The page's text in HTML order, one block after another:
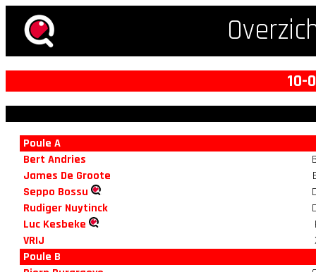
10-
Poule A
Bert Andries
James De Groote
Seppo Bossu
Rudiger Nuytinck
Luc Kesbeke
VRIJ
Poule B